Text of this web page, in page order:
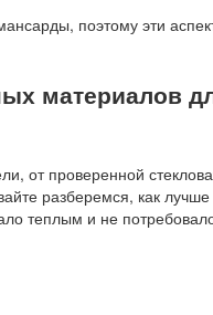
поэтому эти
материалов
от проверенной
разберемся, как лучше
теплым и не